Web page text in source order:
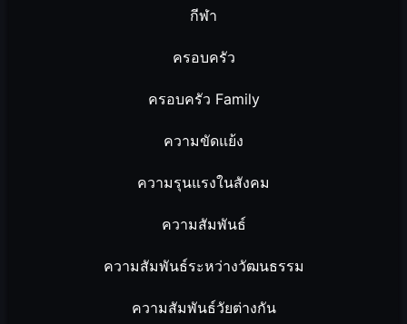
กีฬา
ครอบครัว
ครอบครัว Family
ความขัดแย้ง
ความรุนแรงในสังคม
ความสัมพันธ์
ความสัมพันธ์ระหว่างวัฒนธรรม
ความสัมพันธ์วัยต่างกัน